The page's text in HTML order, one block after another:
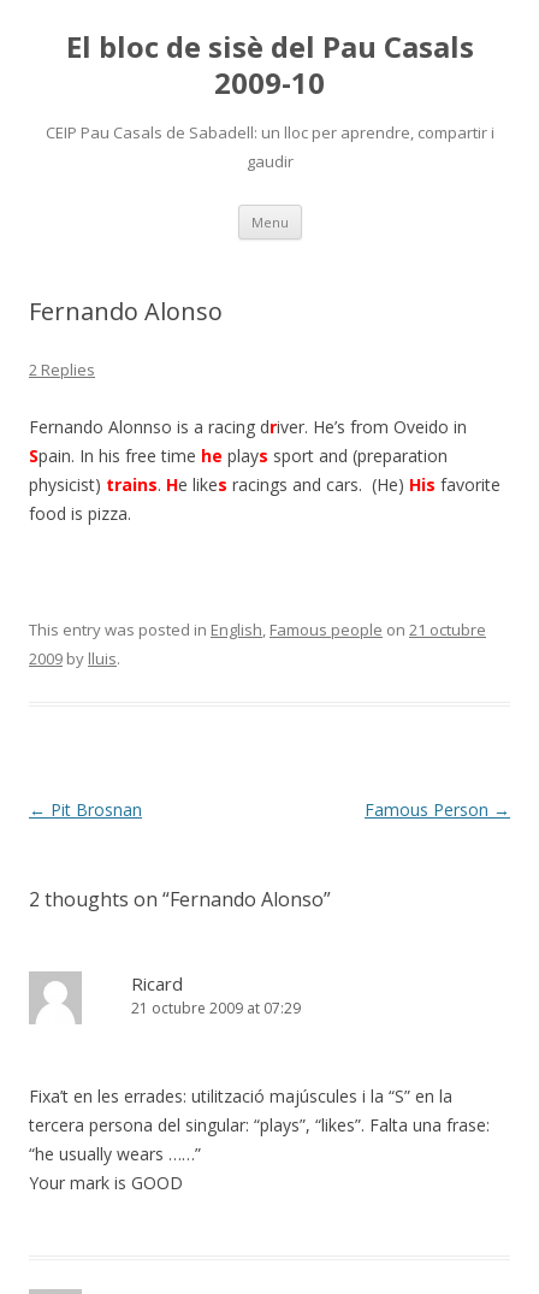
El bloc de sisè del Pau Casals
2009-10
CEIP Pau Casals de Sabadell: un lloc per aprendre, compartir i
gaudir
Menu Skip
content
Fernando Alonso
2 Replies
Fernando Alonnso is a racing driver. He’s from Oveido in
Spain. In his free time he plays sport and (preparation
physicist) trains. He likes racings and cars. (He) His favorite
food is pizza.
This entry was posted in English, Famous people on 21 octubre
2009 by lluis.
Post
← Pit Brosnan Famous Person →
2 thoughts on “Fernando Alonso”
Ricard
21 octubre 2009 at 07:29
Fixa’t en les errades: utilització majúscules i la “S” en la
tercera persona del singular: “plays”, “likes”. Falta una frase:
“he usually wears ……”
Your mark is GOOD